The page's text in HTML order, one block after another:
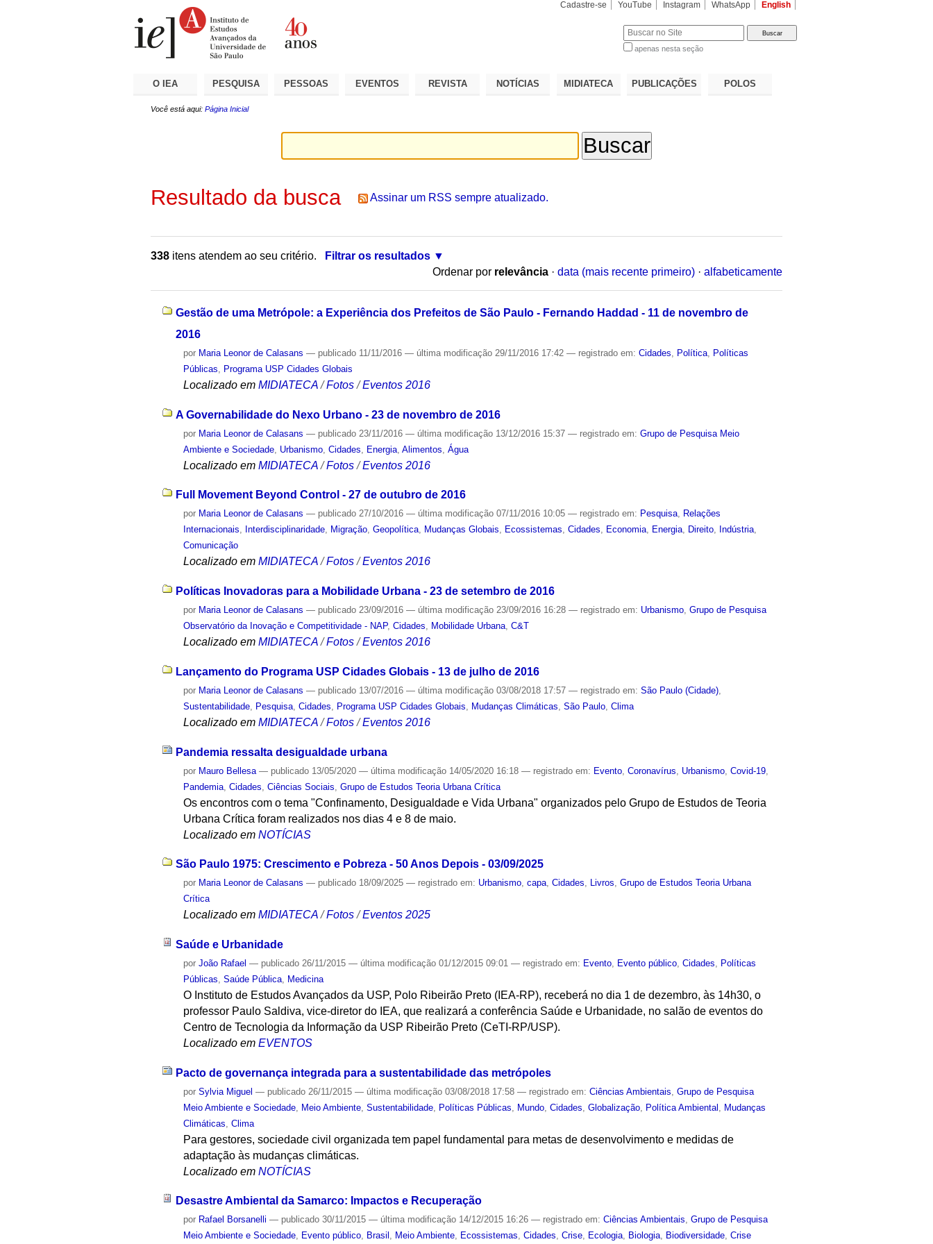
Cadastre-se YouTube Instagram WhatsApp English
apenas nesta seção
O IEA PESQUISA PESSOAS EVENTOS REVISTA NOTÍCIAS MIDIATECA PUBLICAÇÕES POLOS
Você está aqui: Página Inicial
Resultado da busca Assinar um RSS sempre atualizado.
338 itens atendem ao seu critério.
Filtrar os resultados
Ordenar por relevância · data (mais recente primeiro) · alfabeticamente
Gestão de uma Metrópole: a Experiência dos Prefeitos de São Paulo - Fernando Haddad - 11 de novembro de
2016
por Maria Leonor de Calasans — publicado 11/11/2016— última modificação 29/11/2016 17:42— registrado em:Cidades Política
Políticas
Públicas
Programa USP Cidades Globais
Localizado em MIDIATECA /Fotos /Eventos 2016
A Governabilidade do Nexo Urbano - 23 de novembro de 2016
por Maria Leonor de Calasans — publicado 23/11/2016— última modificação 13/12/2016 15:37— registrado em:Grupo de Pesquisa Meio
Ambiente e Sociedade Urbanismo ,Cidades Energia ,Alimentos ,Água
Localizado em MIDIATECA /Fotos /Eventos 2016
Full Movement Beyond Control - 27 de outubro de 2016
por Maria Leonor de Calasans — publicado 27/10/2016— última modificação 07/11/2016 10:05— registrado em: Pesquisa, Relações
Internacionais, Interdisciplinaridade, Migração,Geopolítica, Mudanças Globais, Ecossistemas,Cidades, Economia, Energia, Direito, Indústria,
Comunicação
Localizado em MIDIATECA /Fotos /Eventos 2016
Políticas Inovadoras para a Mobilidade Urbana - 23 de setembro de 2016
por Maria Leonor de Calasans — publicado 23/09/2016— última modificação 23/09/2016 16:28— registrado em: Urbanismo,Grupo de Pesquisa
Observatório da Inovação e Competitividade - NAP,Cidades, Mobilidade Urbana,C&T
Localizado em MIDIATECA /Fotos /Eventos 2016
Lançamento do Programa USP Cidades Globais - 13 de julho de 2016
por Maria Leonor de Calasans — publicado 13/07/2016— última modificação 03/08/2018 17:57— registrado em:São Paulo (Cidade)
Sustentabilidade
Pesquisa ,Cidades Programa USP Cidades Globais Mudanças Climáticas ,São Paulo ,Clima
Localizado em MIDIATECA /Fotos /Eventos 2016
Pandemia ressalta desigualdade urbana
por Mauro Bellesa — publicado 13/05/2020— última modificação 14/05/2020 16:18— registrado em: Evento ,Coronavírus Urbanismo ,Covid-19
Pandemia ,Cidades ,Ciências Sociais ,Grupo de Estudos Teoria Urbana Crítica
Os encontros com o tema "Confinamento, Desigualdade e Vida Urbana" organizados pelo Grupo de Estudos de Teoria
Urbana Crítica foram realizados nos dias 4 e 8 de maio.
Localizado em NOTÍCIAS
São Paulo 1975: Crescimento e Pobreza - 50 Anos Depois - 03/09/2025
por Maria Leonor de Calasans — publicado 18/09/2025— registrado em: Urbanismo,capa,Cidades, Livros,Grupo de Estudos Teoria Urbana
Crítica
Localizado em MIDIATECA /Fotos /Eventos 2025
Saúde e Urbanidade
porJoão Rafael — publicado 26/11/2015— última modificação 01/12/2015 09:01— registrado em: Evento Evento público ,Cidades
Políticas
Públicas ,Saúde Pública Medicina
O Instituto de Estudos Avançados da USP, Polo Ribeirão Preto (IEA-RP), receberá no dia 1 de dezembro, às 14h30, o
professor Paulo Saldiva, vice-diretor do IEA, que realizará a conferência Saúde e Urbanidade, no salão de eventos do
Centro de Tecnologia da Informação da USP Ribeirão Preto (CeTI-RP/USP).
Localizado em EVENTOS
Pacto de governança integrada para a sustentabilidade das metrópoles
porSylvia Miguel — publicado 26/11/2015— última modificação 03/08/2018 17:58— registrado em:Ciências Ambientais ,Grupo de Pesquisa
Meio Ambiente e Sociedade Meio Ambiente ,Sustentabilidade Políticas Públicas Mundo ,Cidades ,Globalização Política Ambiental
Mudanças
Climáticas ,Clima
Para gestores, sociedade civil organizada tem papel fundamental para metas de desenvolvimento e medidas de
adaptação às mudanças climáticas.
Localizado em NOTÍCIAS
Desastre Ambiental da Samarco: Impactos e Recuperação
por Rafael Borsanelli — publicado 30/11/2015— última modificação 14/12/2015 16:26— registrado em:Ciências Ambientais,Grupo de Pesquisa
Meio Ambiente e Sociedade, Evento público, Brasil , Meio Ambiente, Ecossistemas,Cidades,Crise, Ecologia, Biologia, Biodiversidade,Crise